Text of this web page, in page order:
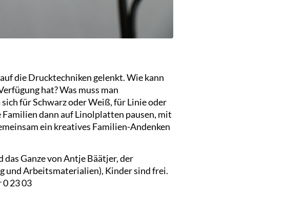
die Drucktechniken gelenkt. Wie kann
hat? Was muss man
für Schwarz oder Weiß, für Linie oder
Familien dann auf Linolplatten pausen, mit
ein kreatives Familien-Andenken
Ganze von Antje Bäätjer, der
Arbeitsmaterialien), Kinder sind frei.
0 23 03